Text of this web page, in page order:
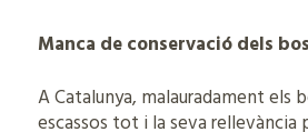
Manca de conservació dels
A Catalunya, malauradament els
escassos tot i la seva rellevància